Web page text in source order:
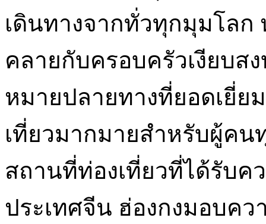
เดินทางจากทั่วทุกมุมโล
คลายกับครอบครัวเงียบส
หมายปลายทางที่ยอดเยี่ย
เที่ยวมากมายสำหรับผู้คน
สถานที่ท่องเที่ยวที่ได้รับ
ประเทศจีน ฮ่องกงมอบค